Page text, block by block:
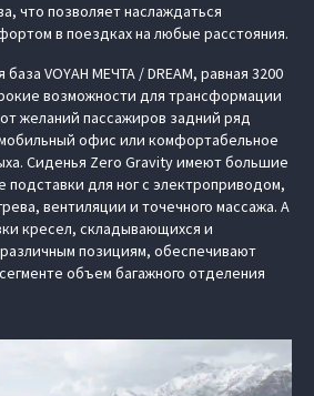
что позволяет наслаждаться
в поездках на любые расстояния.
VOYAH МЕЧТА / DREAM, равная 3200
возможности для трансформации
желаний пассажиров задний ряд
офис или комфортабельное
Сиденья Zero Gravity имеют большие
подставки для ног с электроприводом,
вентиляции и точечного массажа. А
кресел, складывающихся и
позициям, обеспечивают
объем багажного отделения